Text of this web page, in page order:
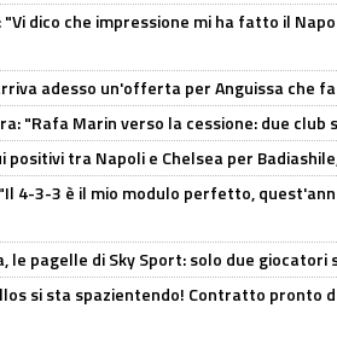
"Vi dico che impressione mi ha fatto il
adesso un'offerta per Anguissa che
"Rafa Marin verso la cessione: due
positivi tra Napoli e Chelsea per
"Il 4-3-3 è il mio modulo perfetto,
le pagelle di Sky Sport: solo due
si sta spazientendo! Contratto pronto